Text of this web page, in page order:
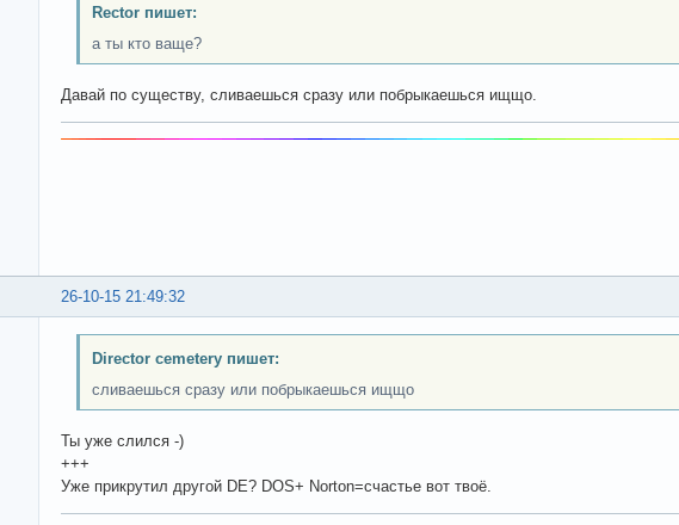
Rector пишет:
а ты кто ваще?
Давай по существу, сливаешься сразу или побрыкаешься ищщо.
26-10-15 21:49:32
Director cemetery пишет:
сливаешься сразу или побрыкаешься ищщо
Ты уже слился -)
+++
Уже прикрутил другой DE? DOS+ Norton=счастье вот твоё.